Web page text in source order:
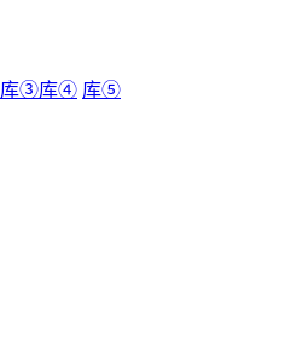
库③库④ 库⑤